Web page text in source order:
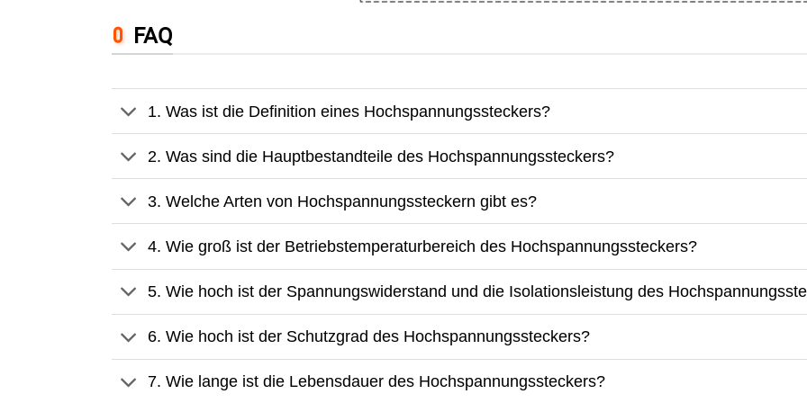
FAQ
1. Was ist die Definition eines Hochspannungssteckers?
2. Was sind die Hauptbestandteile des Hochspannungssteckers?
3. Welche Arten von Hochspannungssteckern gibt es?
4. Wie groß ist der Betriebstemperaturbereich des Hochspannungssteckers?
5. Wie hoch ist der Spannungswiderstand und die Isolationsleistung des
6. Wie hoch ist der Schutzgrad des Hochspannungssteckers?
7. Wie lange ist die Lebensdauer des Hochspannungssteckers?